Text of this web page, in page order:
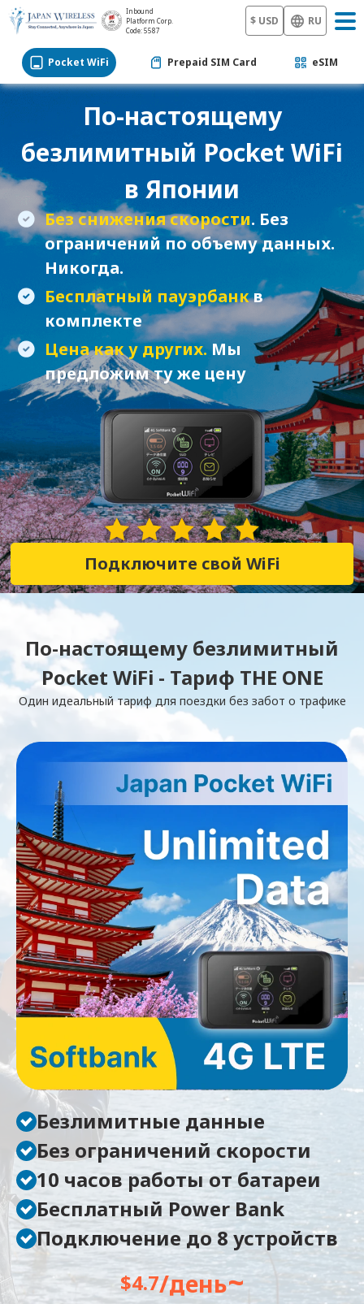
Inbound
Platform Corp.
Code: 5587
$ USD RU
Pocket WiFi Prepaid SIM Card eSIM
По-настоящему
безлимитный Pocket WiFi
в Японии
Без снижения скорости. Без
ограничений по объему данных.
Никогда.
Бесплатный пауэрбанкв
комплекте
Цена как у других.Мы
предложим ту же цену
28,352 Отзывы
Подключите свой WiFi
По-настоящему безлимитный
Pocket WiFi - Тариф THE ONE
Один идеальный тариф для поездки без забот о трафике
Безлимитные данные
Без ограничений скорости
10 часов работы от батареи
Бесплатный Power Bank
Подключение до 8 устройств
$4.7/день~